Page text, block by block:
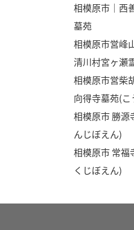
相模原市｜西
墓苑
相模原市営峰
清川村宮ヶ瀬
相模原市営柴
向得寺墓苑(
相模原市 勝源
んじぼえん)
相模原市 常福
くじぼえん)